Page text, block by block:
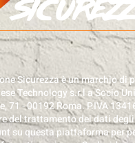
Sicurezza è un marchio di
Technology s.r.l a Socio
71 - 00192 Roma. P.IVA
del trattamento dei dati
su questa piattaforma per